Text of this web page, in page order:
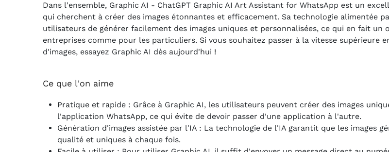
Dans l'ensemble, Graphic AI - ChatGPT Graphic AI Art Assistant for WhatsApp est un
qui cherchent à créer des images étonnantes et efficacement. Sa technologie alimentée
utilisateurs de générer facilement des images uniques et personnalisées, ce qui en fait un
entreprises comme pour les particuliers. Si vous souhaitez passer à la vitesse supérieure
d'images, essayez Graphic AI dès aujourd'hui !
Ce que l'on aime
Pratique et rapide : Grâce à Graphic AI, les utilisateurs peuvent créer des images
l'application WhatsApp, ce qui évite de devoir passer d'une application à l'autre.
Génération d'images assistée par l'IA : La technologie de l'IA garantit que les images
qualité et uniques à chaque fois.